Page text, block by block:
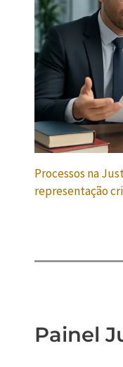
Processos na
representação
Painel